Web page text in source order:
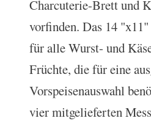
Charcuterie-Brett und
vorfinden. Das 14
für alle Wurst- und
Früchte, die für eine
Vorspeisenauswahl
vier mitgelieferten